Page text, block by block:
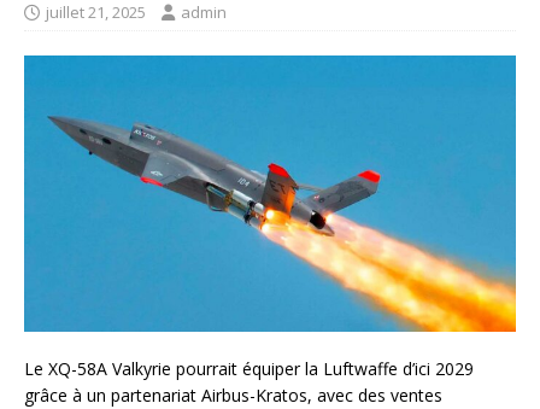
juillet 21, 2025 admin
Le XQ-58A Valkyrie pourrait équiper la Luftwaffe d’ici 2029
grâce à un partenariat Airbus-Kratos, avec des ventes